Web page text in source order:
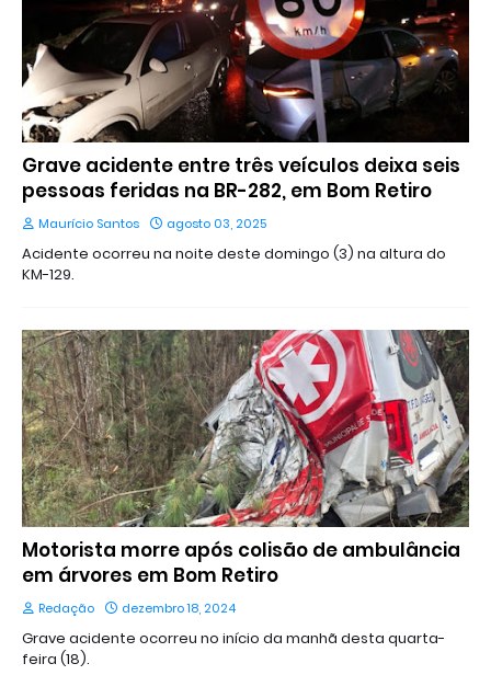
Grave acidente entre três veículos deixa seis
pessoas feridas na BR-282, em Bom Retiro
Maurício Santos agosto 03, 2025
Acidente ocorreu na noite deste domingo (3) na altura do
KM-129.
Motorista morre após colisão de ambulância
em árvores em Bom Retiro
Redação dezembro 18, 2024
Grave acidente ocorreu no início da manhã desta quarta-
feira (18).